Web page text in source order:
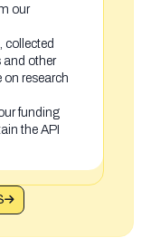
our
collected
and other
research
funding
the API